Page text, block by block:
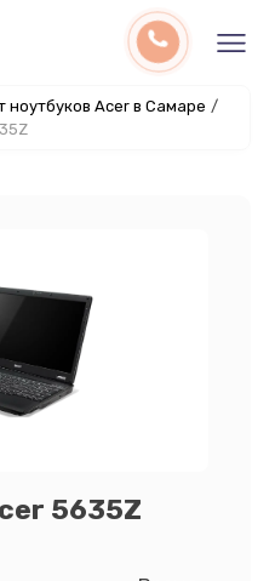
ноутбуков Acer в Самаре /
5635Z